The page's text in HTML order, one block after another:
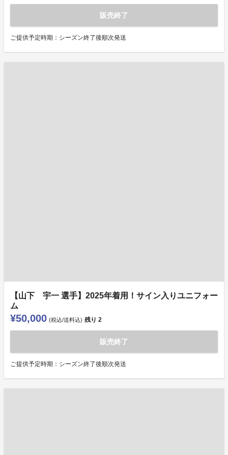
販売終了
ご提供予定時期：シーズン終了後順次発送
【山下 宇一 選手】2025年着用！サイン入りユニフォー
ム
¥50,000 (税込/送料込) 残り 2
販売終了
ご提供予定時期：シーズン終了後順次発送